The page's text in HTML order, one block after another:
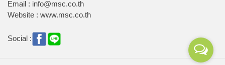
Email : info@msc.co.th
Website : www.msc.co.th
Social :